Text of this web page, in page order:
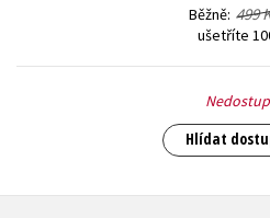
Běžně 499
ušetříte
Hlídat